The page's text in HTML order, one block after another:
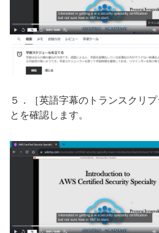
５．［英語字幕のトランスクリ
とを確認します。